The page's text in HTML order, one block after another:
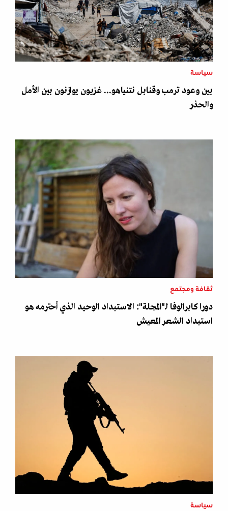
سياسة
بين وعود ترمب وقنابل نتنياهو... غزيون يوازنون بين الأمل
والحذر
ثقافة ومجتمع
دورا كابرالوفا لـ"المجلة": الاستبداد الوحيد الذي أحترمه هو
استبداد الشعر المعيش
سياسة